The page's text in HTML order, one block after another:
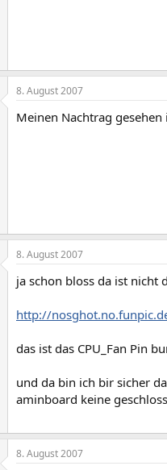
8. August 2007
Meinen Nachtrag gesehen
8. August 2007
ja schon bloss da ist nicht
http://
das ist das CPU_Fan Pin
und da bin ich bir sicher
aminboard keine
8. August 2007